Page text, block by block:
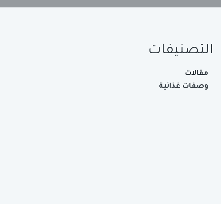
التصنيفات
مقالات
وصفات غذائية